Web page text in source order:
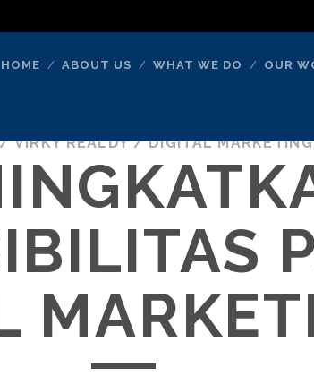
HOME ABOUT US WHAT WE DO OUR
/VIRKY REALDY /DIGITAL MARKETING